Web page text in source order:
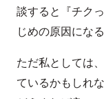
談すると『チク
じめの原因にな
ただ私としては
ているかもしれ